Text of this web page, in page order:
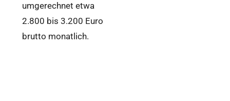
umgerechnet etwa
2.800 bis 3.200 Euro
brutto monatlich.